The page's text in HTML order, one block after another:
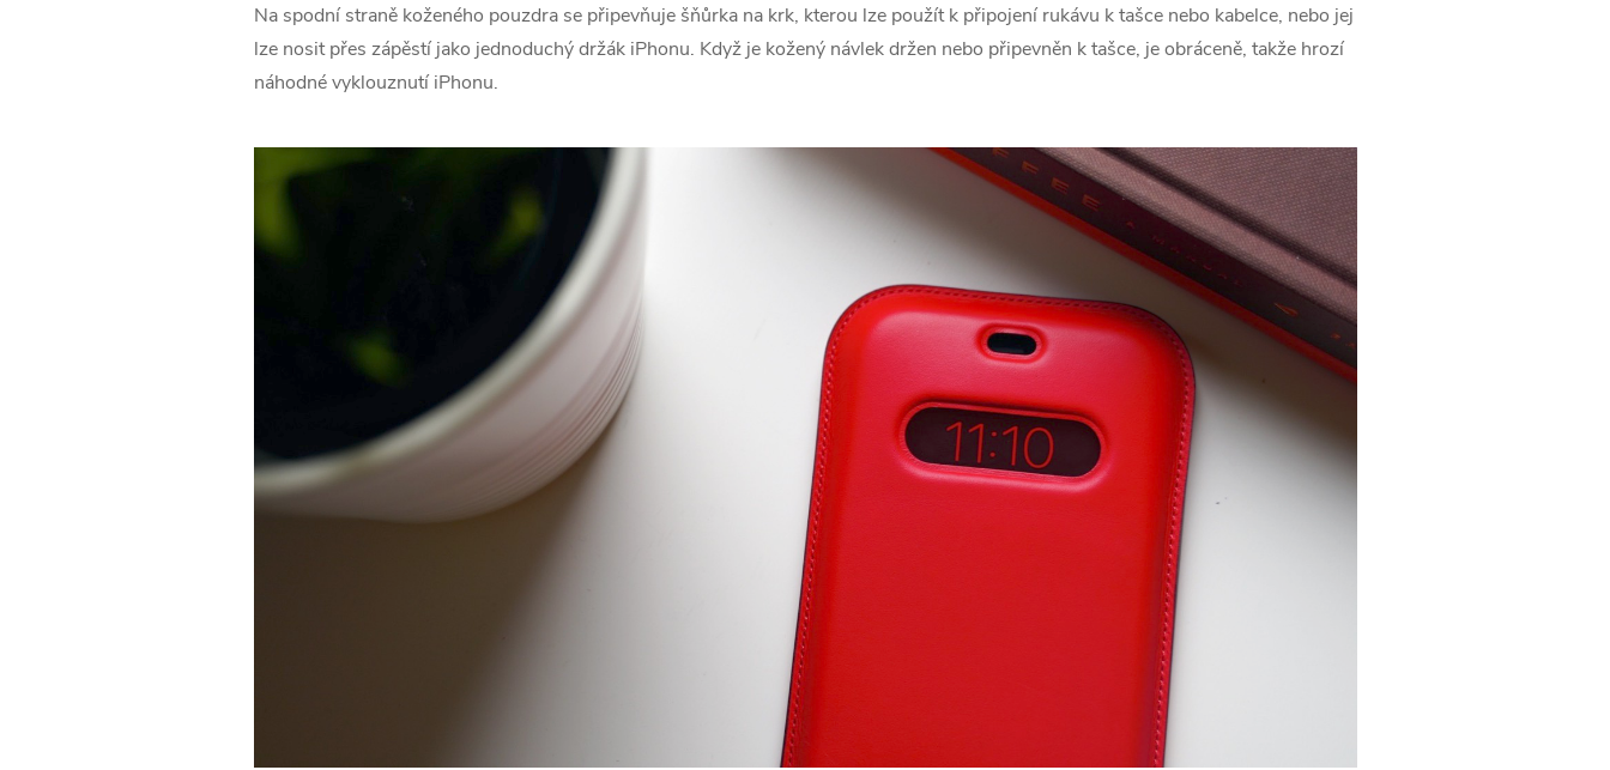
Na spodní straně koženého pouzdra se připevňuje šňůrka na krk, kterou lze použít k připojení rukávu k tašce nebo kabelce, nebo jej
lze nosit přes zápěstí jako jednoduchý držák iPhonu. Když je kožený návlek držen nebo připevněn k tašce, je obráceně, takže hrozí
náhodné vyklouznutí ‌iPhonu.